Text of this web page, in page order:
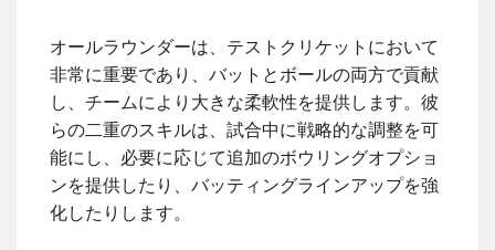
オールラウンダーは、テストクリケットにおいて
非常に重要であり、バットとボールの両方で貢献
し、チームにより大きな柔軟性を提供します。彼
らの二重のスキルは、試合中に戦略的な調整を可
能にし、必要に応じて追加のボウリングオプショ
ンを提供したり、バッティングラインアップを強
化したりします。